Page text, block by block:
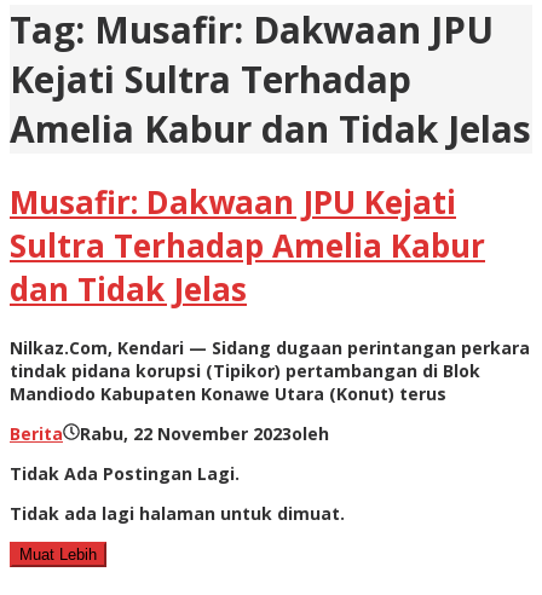
Tag: Musafir: Dakwaan JPU
Kejati Sultra Terhadap
Amelia Kabur dan Tidak Jelas
Musafir: Dakwaan JPU Kejati
Sultra Terhadap Amelia Kabur
dan Tidak Jelas
Nilkaz.Com, Kendari — Sidang dugaan perintangan perkara
tindak pidana korupsi (Tipikor) pertambangan di Blok
Mandiodo Kabupaten Konawe Utara (Konut) terus
Berita
Rabu, 22 November 2023oleh
Tidak Ada Postingan Lagi.
Tidak ada lagi halaman untuk dimuat.
Muat Lebih